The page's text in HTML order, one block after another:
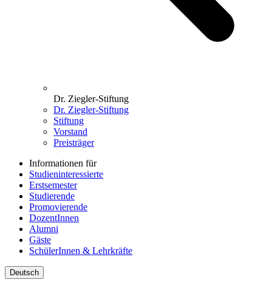
Dr. Ziegler-Stiftung
Dr. Ziegler-Stiftung
Stiftung
Vorstand
Preisträger
Informationen für
Studieninteressierte
Erstsemester
Studierende
Promovierende
DozentInnen
Alumni
Gäste
SchülerInnen & Lehrkräfte
Deutsch